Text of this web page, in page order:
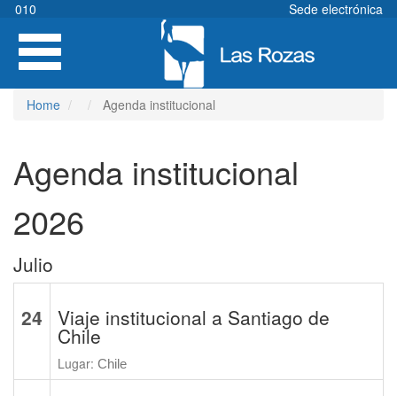
Skip
main
content
010
Sede electrónica
Toggle
navigation
Home Agenda institucional
Agenda institucional
2026
Julio
24 Viaje institucional a Santiago de
Chile
Lugar: Chile